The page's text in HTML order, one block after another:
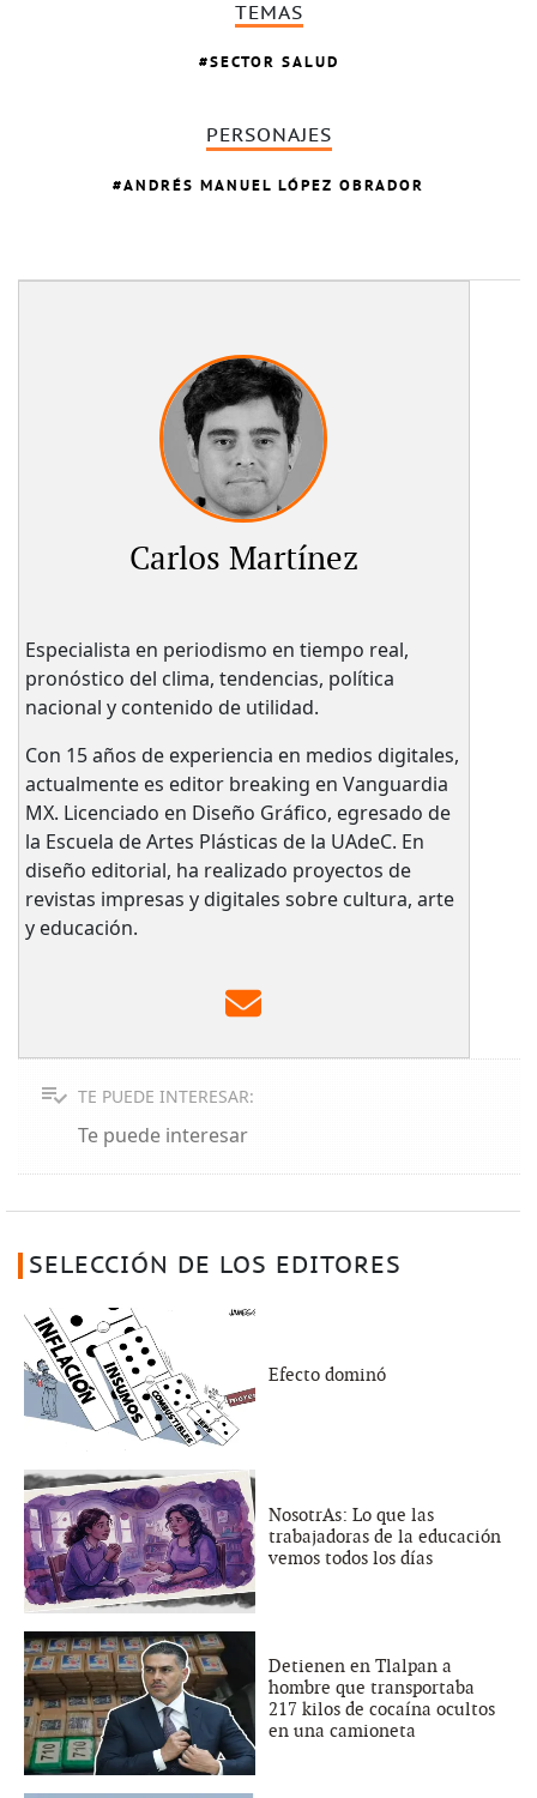
TEMAS
SECTOR SALUD
PERSONAJES
ANDRÉS MANUEL LÓPEZ OBRADOR
Carlos Martínez
Especialista en periodismo en tiempo real,
pronóstico del clima, tendencias, política
nacional y contenido de utilidad.
Con 15 años de experiencia en medios digitales,
actualmente es editor breaking en Vanguardia
MX. Licenciado en Diseño Gráfico, egresado de
la Escuela de Artes Plásticas de la UAdeC. En
diseño editorial, ha realizado proyectos de
revistas impresas y digitales sobre cultura, arte
y educación.
TE PUEDE INTERESAR:
Te puede interesar
SELECCIÓN DE LOS EDITORES
Efecto dominó
NosotrAs: Lo que las
trabajadoras de la educación
vemos todos los días
Detienen en Tlalpan a
hombre que transportaba
217 kilos de cocaína ocultos
en una camioneta